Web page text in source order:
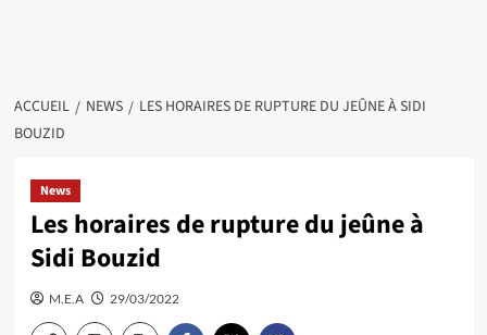
ACCUEIL NEWS
LES HORAIRES DE RUPTURE DU JEÛNE À SIDI
BOUZID
News
Les horaires de rupture du jeûne à
Sidi Bouzid
M.E.A 29/03/2022